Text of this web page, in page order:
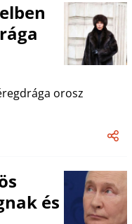
orosz
és